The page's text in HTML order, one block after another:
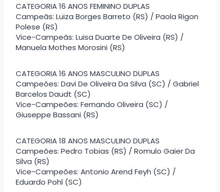
CATEGORIA 16 ANOS FEMININO DUPLAS
Campeãs: Luiza Borges Barreto (RS) / Paola Rigon
Polese (RS)
Vice-Campeãs: Luisa Duarte De Oliveira (RS) /
Manuela Mothes Morosini (RS)
CATEGORIA 16 ANOS MASCULINO DUPLAS
Campeões: Davi De Oliveira Da Silva (SC) / Gabriel
Barcelos Daudt (SC)
Vice-Campeões: Fernando Oliveira (SC) /
Giuseppe Bassani (RS)
CATEGORIA 18 ANOS MASCULINO DUPLAS
Campeões: Pedro Tobias (RS) / Romulo Gaier Da
Silva (RS)
Vice-Campeões: Antonio Arend Feyh (SC) /
Eduardo Pohl (SC)